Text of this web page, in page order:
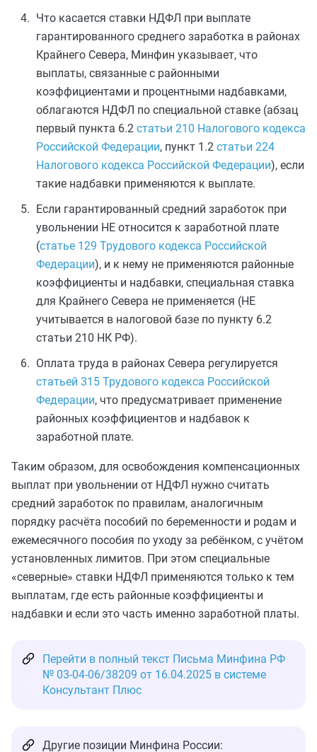
Что касается ставки НДФЛ при выплате
гарантированного среднего заработка в районах
Крайнего Севера, Минфин указывает, что
выплаты, связанные с районными
коэффициентами и процентными надбавками,
облагаются НДФЛ по специальной ставке (абзац
первый пункта 6.2 статьи 210 Налогового кодекса
Российской Федерации, пункт 1.2 статьи 224
Налогового кодекса Российской Федерации), если
такие надбавки применяются к выплате.
Если гарантированный средний заработок при
увольнении НЕ относится к заработной плате
(статье 129 Трудового кодекса Российской
Федерации), и к нему не применяются районные
коэффициенты и надбавки, специальная ставка
для Крайнего Севера не применяется (НЕ
учитывается в налоговой базе по пункту 6.2
статьи 210 НК РФ).
Оплата труда в районах Севера регулируется
статьей 315 Трудового кодекса Российской
Федерации, что предусматривает применение
районных коэффициентов и надбавок к
заработной плате.
Таким образом, для освобождения компенсационных
выплат при увольнении от НДФЛ нужно считать
средний заработок по правилам, аналогичным
порядку расчёта пособий по беременности и родам и
ежемесячного пособия по уходу за ребёнком, с учётом
установленных лимитов. При этом специальные
«северные» ставки НДФЛ применяются только к тем
выплатам, где есть районные коэффициенты и
надбавки и если это часть именно заработной платы.
Перейти в полный текст Письма Минфина РФ
№ 03-04-06/38209 от 16.04.2025 в системе
Консультант Плюс
Другие позиции Минфина России: